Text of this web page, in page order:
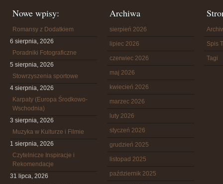
Nowe wpisy:
Romansy z Dodatkiem
6 sierpnia, 2026
Poradniki Fotograficzne
5 sierpnia, 2026
Stowrzyszenia sportowe
4 sierpnia, 2026
Karpaty (Europa Środkowo-
Wschodnia)
3 sierpnia, 2026
Muzyka w Kulturze i Filmie
1 sierpnia, 2026
Czytelnicze Inspiracje i
Rekomendacje
31 lipca, 2026
Archiwa
sierpień 2026
lipiec 2026
czerwiec 2026
maj 2026
kwiecień 2026
marzec 2026
luty 2026
styczeń 2026
grudzień 2025
listopad 2025
październik 2025
Spis
Tagi